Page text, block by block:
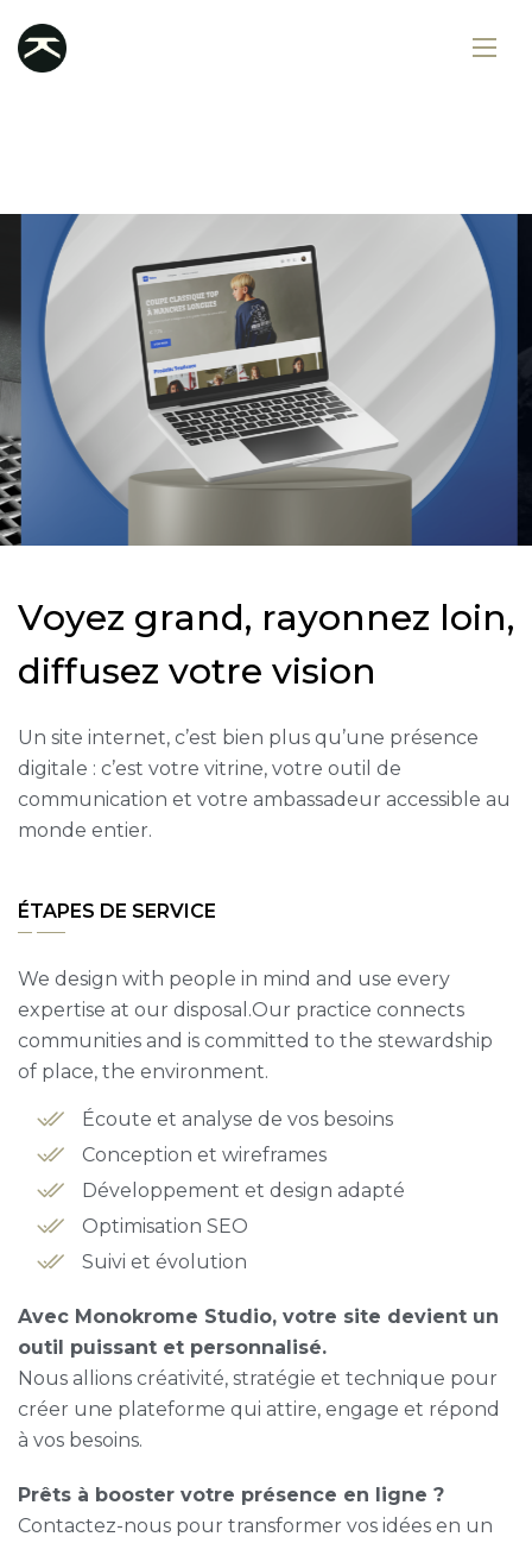
Voyez grand, rayonnez loin,
diffusez votre vision
Un site internet, c’est bien plus qu’une présence
digitale : c’est votre vitrine, votre outil de
communication et votre ambassadeur accessible au
monde entier.
ÉTAPES DE SERVICE
We design with people in mind and use every
expertise at our disposal.Our practice connects
communities and is committed to the stewardship
of place, the environment.
Écoute et analyse de vos besoins
Conception et wireframes
Développement et design adapté
Optimisation SEO
Suivi et évolution
Avec Monokrome Studio, votre site devient un
outil puissant et personnalisé.
Nous allions créativité, stratégie et technique pour
créer une plateforme qui attire, engage et répond
à vos besoins.
Prêts à booster votre présence en ligne ?
Contactez-nous pour transformer vos idées en un
Services
Portfolio
Contact